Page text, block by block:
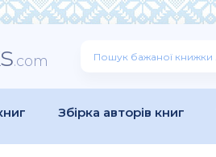
.com
Збірка авторів книг